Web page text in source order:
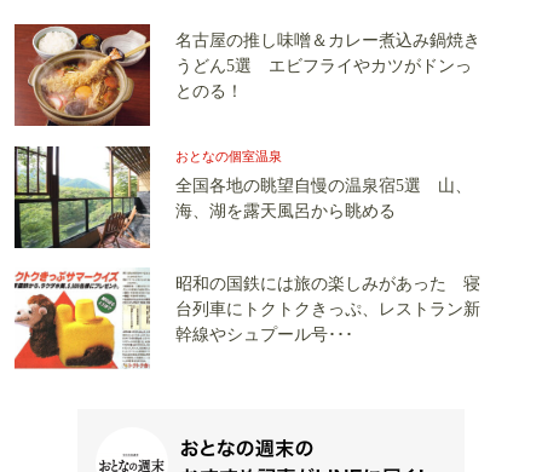
名古屋の推し味噌＆カレー煮込み鍋焼き
うどん5選 エビフライやカツがドンっ
とのる！
おとなの個室温泉
全国各地の眺望自慢の温泉宿5選 山、
海、湖を露天風呂から眺める
昭和の国鉄には旅の楽しみがあった 寝
台列車にトクトクきっぷ、レストラン新
幹線やシュプール号･･･